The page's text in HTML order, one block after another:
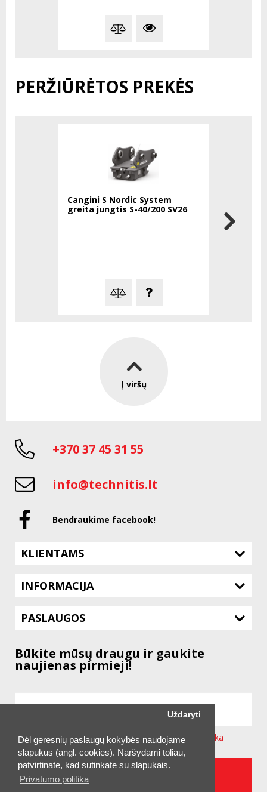
Dėl geresnių paslaugų kokybės naudojame
slapukus (angl. cookies). Naršydami toliau,
patvirtinate, kad sutinkate su slapukais.
Privatumo politika
Uždaryti
PERŽIŪRĖTOS PREKĖS
Cangini S Nordic System
greita jungtis S-40/200 SV26
plaktukas
Į viršų
+370 37 45 31 55
info@technitis.lt
Bendraukime facebook!
KLIENTAMS
INFORMACIJA
PASLAUGOS
Būkite mūsų draugu ir gaukite
naujienas pirmieji!
Sutinku su svetainėje taikomaPrivatumo Politika
UŽSAKYTI NAUJIENLAIŠKĮ